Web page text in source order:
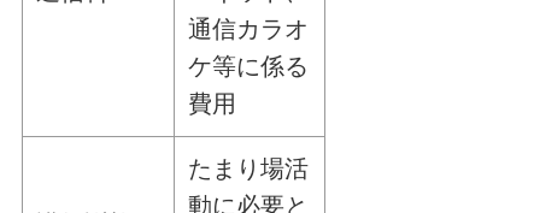
通信カラオ
ケ等に係る
費用
たまり場活
動に必要と